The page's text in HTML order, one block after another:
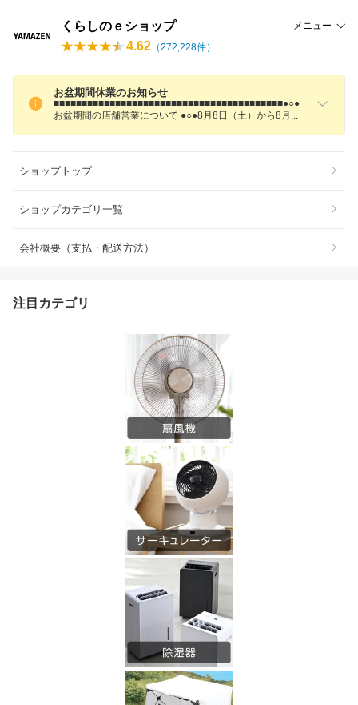
くらしのｅショップ メニュー
4.62 （272,228件）
お盆期間休業のお知らせ
■■■■■■■■■■■■■■■■■■■■■■■■■■■■■■■■■■■■■■■■■●○●
お盆期間の店舗営業について ●○●8月8日（土）から8月
ショップトップ
ショップカテゴリ一覧
会社概要（支払・配送方法）
注目カテゴリ